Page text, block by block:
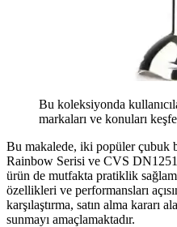
Bu koleksiyonda
markaları ve konuları
Bu makalede, iki popüler çubuk
Rainbow Serisi ve CVS
ürün de mutfakta pratiklik
özellikleri ve performansları
karşılaştırma, satın alma kararı
sunmayı amaçlamaktadır.